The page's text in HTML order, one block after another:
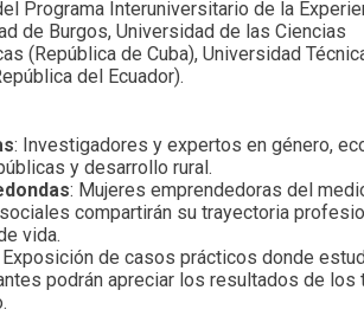
Programa Interuniversitario de la
de Burgos, Universidad de las Ciencias
(República de Cuba), Universidad
del Ecuador).
: Investigadores y expertos en género,
y desarrollo rural.
: Mujeres emprendedoras del
compartirán su trayectoria
vida.
Exposición de casos prácticos donde
podrán apreciar los resultados de los